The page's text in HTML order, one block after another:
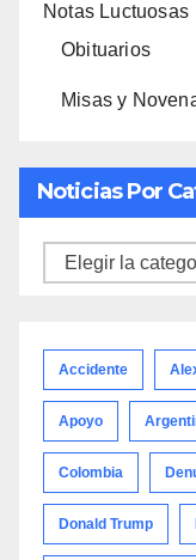
Notas Luctuosas
Obituarios
Misas y
Noticias Por
Noticias
Accidente
Apoyo
Colombia
Donald Trump